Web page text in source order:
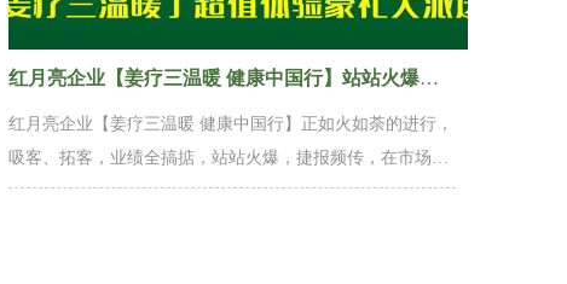
红月亮企业【姜疗三温暖 健康中国行】站站火爆，掀起了新一轮的养生大热
红月亮企业【姜疗三温暖 健康中国行】正如火如荼的进行，
吸客、拓客，业绩全搞掂，站站火爆，捷报频传，在市场掀
起了新一轮的养生大热。免费-吸：百万祛寒湿神器免费送，